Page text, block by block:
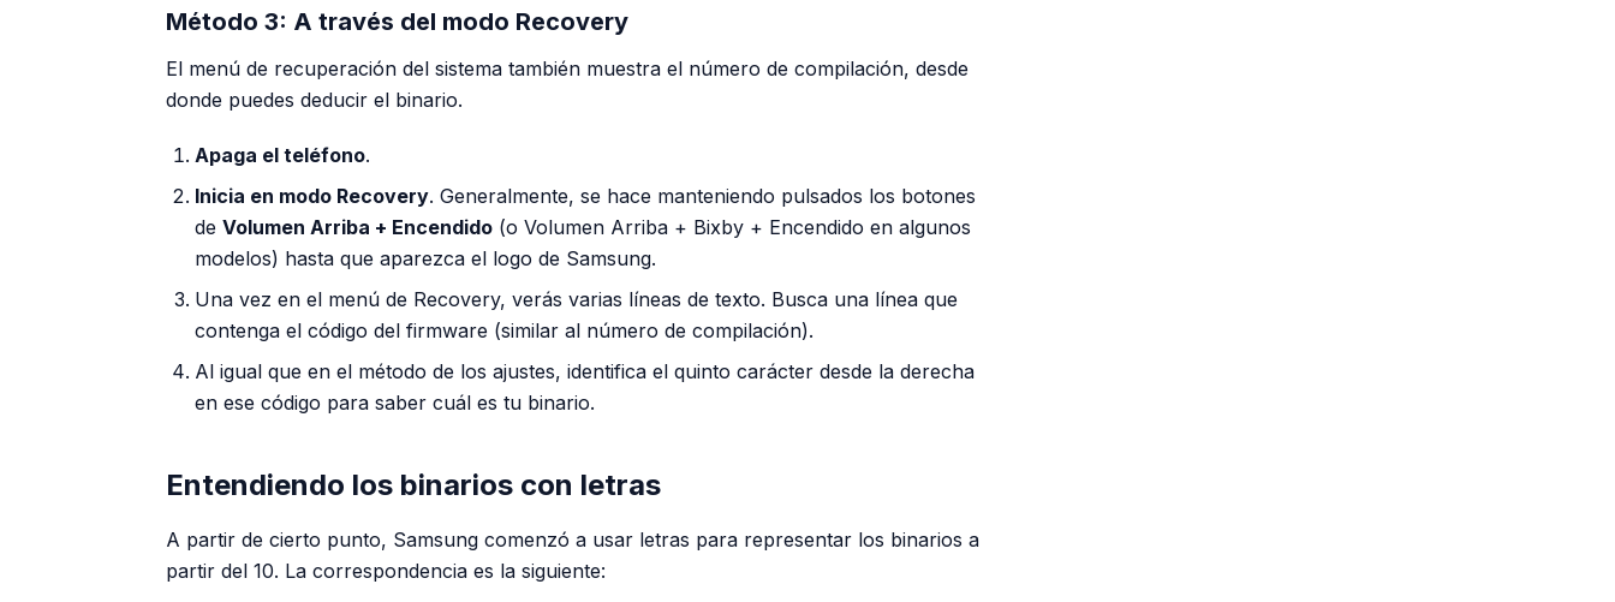
Método 3: A través del modo Recovery
El menú de recuperación del sistema también muestra el número de compilación, desde
donde puedes deducir el binario.
Apaga el teléfono.
Inicia en modo Recovery. Generalmente, se hace manteniendo pulsados los botones
de Volumen Arriba + Encendido (o Volumen Arriba + Bixby + Encendido en algunos
modelos) hasta que aparezca el logo de Samsung.
Una vez en el menú de Recovery, verás varias líneas de texto. Busca una línea que
contenga el código del firmware (similar al número de compilación).
Al igual que en el método de los ajustes, identifica el quinto carácter desde la derecha
en ese código para saber cuál es tu binario.
Entendiendo los binarios con letras
A partir de cierto punto, Samsung comenzó a usar letras para representar los binarios a
partir del 10. La correspondencia es la siguiente: